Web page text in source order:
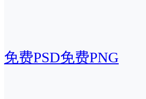
免费PSD免费PNG